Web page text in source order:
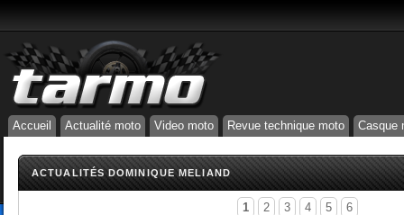
Accueil Actualité moto Video moto Revue technique moto Casque
ACTUALITÉS DOMINIQUE MELIAND
1 2 3 4 5 6